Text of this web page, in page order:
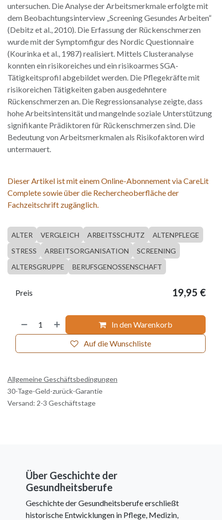
untersuchen. Die Analyse der Arbeitsmerkmale erfolgte mit
dem Beobachtungsinterview „Screening Gesundes Arbeiten“
(Debitz et al., 2010). Die Erfassung der Rückenschmerzen
wurde mit der Symptomfigur des Nordic Questionnaire
(Kourinka et al., 1987) realisiert. Mittels Clusteranalyse
konnten ein risikoreiches und ein risikoarmes SGA-
Tätigkeitsprofil abgebildet werden. Die Pflegekräfte mit
risikoreichen Tätigkeiten gaben ausgedehntere
Rückenschmerzen an. Die Regressionsanalyse zeigte, dass
hohe Arbeitsintensität und mangelnde soziale Unterstützung
signifikante Prädiktoren für Rückenschmerzen sind. Die
Bedeutung von Arbeitsmerkmalen als Risikofaktoren wird
untermauert.
Dieser Artikel ist mit einem Online-Abonnement via CareLit
Complete sowie über die Rechercheoberfläche der
Fachzeitschrift zugänglich.
ALTER VERGLEICH ARBEITSSCHUTZ
ALTENPFLEGE
STRESS
ARBEITSORGANISATION
SCREENING
ALTERSGRUPPE
BERUFSGENOSSENSCHAFT
In den Warenkorb
Auf die Wunschliste
Preis 19,95 €
Allgemeine Geschäftsbedingungen
30-Tage-Geld-zurück-Garantie
Versand: 2-3 Geschäftstage
Über Geschichte der
Gesundheitsberufe
Geschichte der Gesundheitsberufe erschließt
historische Entwicklungen in Pflege, Medizin,